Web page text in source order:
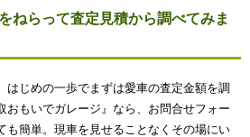
ねらって査定見積から調べてみま
はじめの一歩でまずは愛車の査定金額を調
おもいでガレージ』なら、お問合せフォー
も簡単。現車を見せることなくその場にい